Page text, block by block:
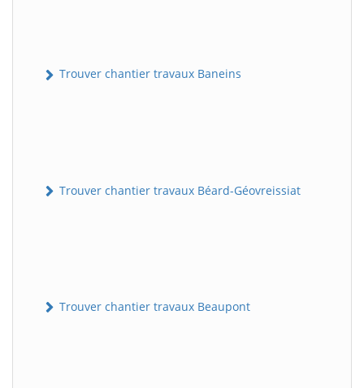
Trouver chantier travaux Baneins
Trouver chantier travaux Béard-Géovreissiat
Trouver chantier travaux Beaupont